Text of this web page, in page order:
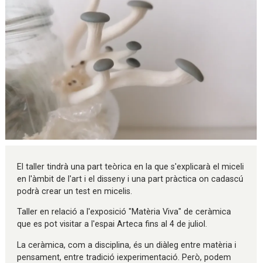
El taller tindrà una part teòrica en la que s'explicarà el miceli
en l'àmbit de l'art i el disseny i una part pràctica on cadascú
podrà crear un test en micelis.
Taller en relació a l'exposició "Matèria Viva" de ceràmica
que es pot visitar a l'espai Arteca fins al 4 de juliol.
La ceràmica, com a disciplina, és un diàleg entre matèria i
pensament, entre tradició iexperimentació. Però, podem